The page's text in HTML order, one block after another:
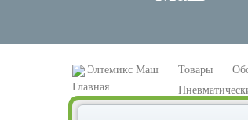
Элтемикс Маш Товары